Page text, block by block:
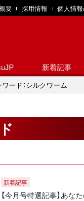
要 採用情報 個人情
新着記事
ード：シルクワーム
新着記事
【今月号特選記事】あな